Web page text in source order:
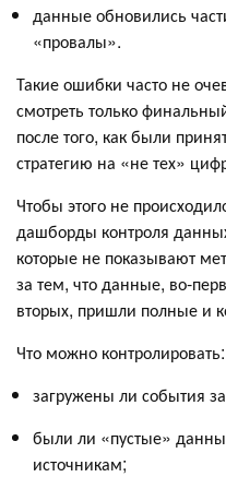
данные обновились
«провалы».
Такие ошибки часто не
смотреть только
после того, как были
стратегию на «не тех»
Чтобы этого не
дашборды контроля
которые не показывают
за тем, что данные, во-
вторых, пришли полные и
Что можно контролировать:
загружены ли события
были ли «пустые»
источникам;